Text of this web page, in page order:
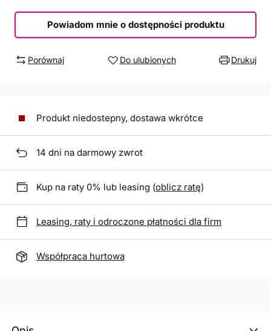
Powiadom mnie o dostępności produktu
Porównaj Do ulubionych Drukuj
Produkt niedostepny, dostawa wkrótce
14 dni na darmowy zwrot
Kup na raty 0% lub leasing (oblicz ratę)
Leasing, raty i odroczone płatności dla firm
Współpraca hurtowa